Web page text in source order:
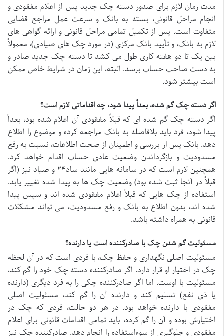
مدت زمان لازم برای صدور دسته چک جدید پس از اعلام مفقودی و
انجام مراحل قانونی، بسته به بانک و سرعت عمل مراجع قضایی
متفاوت است. پس از تکمیل تمامی مراحل قانونی و ارائه گواهی های
لازم به بانک، و تأیید بانک مرکزی (در مورد چک های صیادی)، معمولاً
بین یک تا دو هفته کاری طول می کشد تا دسته چک جدید صادر و
به دست صاحب حساب برسد. البته، این زمان در شرایط خاص ممکن
است بیشتر شود.
اگر دسته چک گم شده، بعداً پیدا شود، چه اقداماتی لازم است؟
اگر دسته چک گم شده ای که قبلاً مفقودی آن اعلام شده بود، بعداً
پیدا شود، فرد باید بلافاصله به بانک مراجعه کرده و موضوع را اطلاع
دهد. بانک پس از بررسی و اطمینان از صحت اطلاعات، نسبت به رفع
مسدودیت و بازگرداندن وضعیت عادی حساب اقدام خواهد کرد.
همچنین لازم است که در سامانه هایی مانند ساد۲۴ و صیاد نیز (اگر
قبلاً در آنجا ثبت شده بود) وضعیت چک ها به پیدا شده تغییر یابد.
استفاده از چک هایی که قبلاً اعلام مفقودی شده اند و سپس پیدا
شده اند، بدون اطلاع به بانک و رفع مسدودیت، می تواند مشکلات
قانونی به همراه داشته باشد.
مسئولیت گم شدن چک با صادرکننده است یا دارنده؟
مسئولیت اصلی نگهداری و حفظ چک، با فردی است که در آن لحظه
چک در اختیار او قرار دارد. اگر صادرکننده دسته چک خود را گم کند،
مسئولیت با اوست. اما اگر صادرکننده چکی را به فرد دیگری (دارنده
یا ذی نفع) تسلیم کند و دارنده آن را گم کند، مسئولیت اصلی
مفقودی با دارنده خواهد بود. در هر دو حالت، فردی که چک در
اختیارش بوده و آن را گم کرده، باید تمامی اقدامات قانونی برای اعلام
مفقودی و جلوگیری از سوءاستفاده را انجام دهد. صادرکننده چک نیز